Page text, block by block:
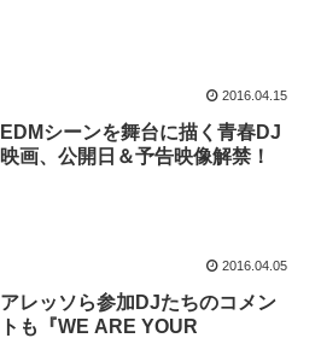
2016.04.15
EDMシーンを舞台に描く青春DJ
映画、公開日＆予告映像解禁！
2016.04.05
アレッソら参加DJたちのコメン
トも『WE ARE YOUR